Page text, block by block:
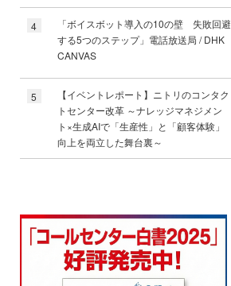
4
「ボイスボット導入の10の壁 失敗回避
する5つのステップ」電話放送局 / DHK
CANVAS
5
【イベントレポート】ニトリのコンタク
トセンター改革 ～ナレッジマネジメン
ト×生成AIで「生産性」と「顧客体験」
向上を両立した舞台裏～